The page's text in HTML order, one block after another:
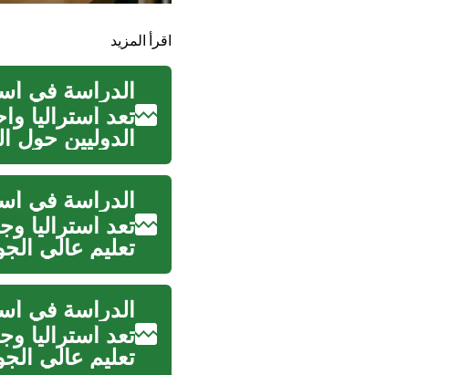
اقرأ المزيد
الدراسة في
تعد أستراليا
الدوليين حول
الدراسة في
تعد أستراليا
تعليم عالي
الدراسة في
تعد أستراليا
تعليم عالي